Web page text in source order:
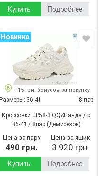
Купить Подробнее
Новинка
+15 грн. бонусов за покупку
Размеры: 36-41 8 пар
Кроссовки JP58-3 QQ&Панда / p.
36-41 / 8пар (Демисезон)
Цена за пару
490 грн.
Цена за ящик
3 920 грн.
Купить Подробнее